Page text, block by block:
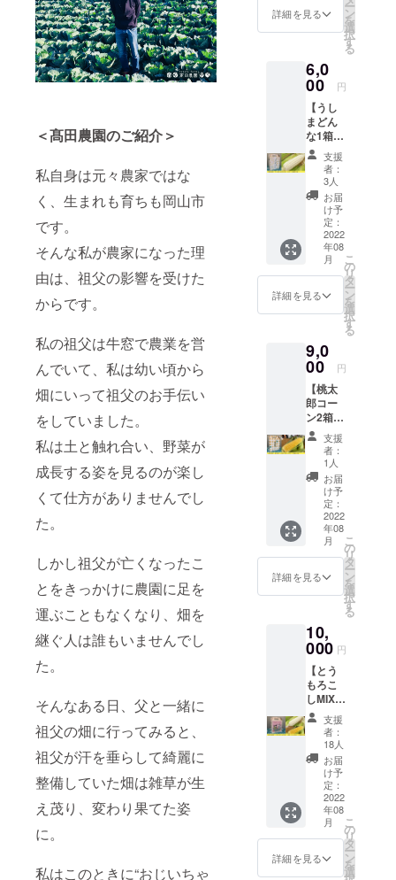
＜髙田農園のご紹介＞
私自身は元々農家ではな
く、生まれも育ちも岡山市
です。
そんな私が農家になった理
由は、祖父の影響を受けた
からです。
私の祖父は牛窓で農業を営
んでいて、私は幼い頃から
畑にいって祖父のお手伝い
をしていました。
私は土と触れ合い、野菜が
成長する姿を見るのが楽し
くて仕方がありませんでし
た。
しかし祖父が亡くなったこ
とをきっかけに農園に足を
運ぶこともなくなり、畑を
継ぐ人は誰もいませんでし
た。
そんなある日、父と一緒に
祖父の畑に行ってみると、
祖父が汗を垂らして綺麗に
整備していた畑は雑草が生
え茂り、変わり果てた姿
に。
私はこのときに“おじいちゃ
なが半
分ずつ
ります
・朝採
れ新鮮
な桃太
郎コー
ンとう
しまど
んなを
クール
便で配
送いた
します
・大き
な個体
が入る
場合は8
本とな
10本入
りとな
・離島
への発
送は
行って
おりま
せん
詳細を見る ー
ン
を
選
択
す
る
6,0
00 円
【うし
まどん
な1箱
（8〜10
本）＋
感謝の
手紙】
・朝採
れ新鮮
なうし
まどん
なを
クール
便で配
送いた
な個体
が入る
場合は8
本とな
ります
が、基
本的に
10本入
りとな
ります
・離島
への発
送は
行って
おりま
せん
支援
者：
3人
お届
け予
定：
2022
年08
月
詳細を見る
こ
の
リ
タ
ー
ン
を
選
択
す
る
9,0
00 円
【桃太
郎コー
ン2箱
（16〜
20本）
＋感謝
の手
紙】 ・
朝採れ
新鮮な
桃太郎
コーン
をクー
ル便で
配送い
きな個
体が入
る場合
は16本
となり
ます
が、基
本的に
20本入
りとな
ります
・離島
への発
送は
行って
おりま
せん
支援
者：
1人
お届
け予
定：
2022
年08
月
詳細を見る
こ
の
リ
タ
ー
ン
を
選
択
す
る
10,
000 円
【とう
もろこ
しMIX
セット2
箱
（16〜
20本）
＋感謝
の手
紙】 ・
桃太郎
コーン
とうし
まどん
なが半
支援
者：
18人
お届
け予
定：
2022
年08
月
詳細を見る
こ
の
リ
タ
ー
ン
を
選